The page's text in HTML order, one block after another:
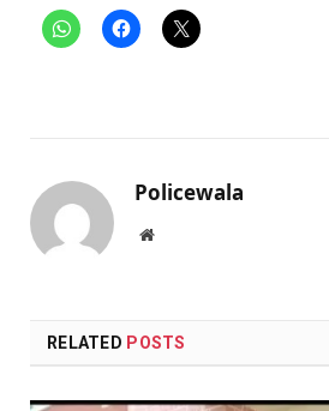
Policewala
Website
RELATED POSTS